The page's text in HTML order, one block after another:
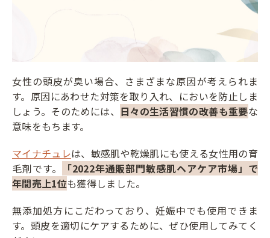
女性の頭皮が臭い場合、さまざまな原因が考えられま
す。原因にあわせた対策を取り入れ、においを防止しま
しょう。そのためには、 日々の生活習慣の改善も重要な
意味をもちます。
マイナチュレは、敏感肌や乾燥肌にも使える女性用の育
毛剤です。
「2022年通販部門敏感肌ヘアケア市場」で
年間売上1位も獲得しました。
無添加処方にこだわっており、妊娠中でも使用できま
す。頭皮を適切にケアするために、ぜひ使用してみてく